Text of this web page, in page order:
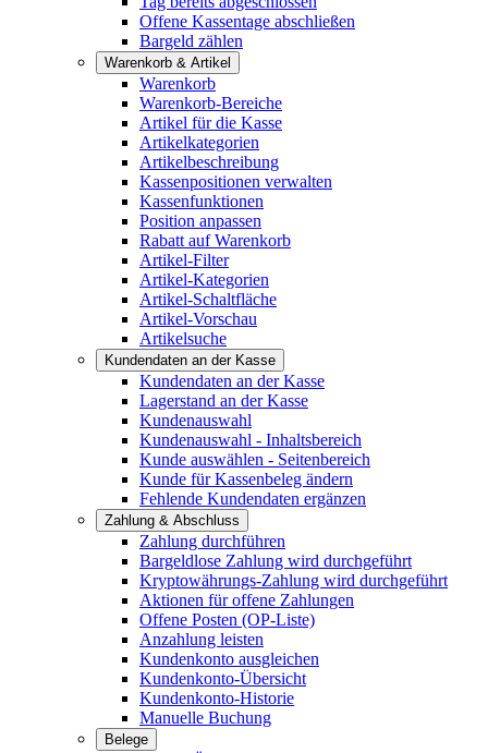
Offene Kassentage abschließen
Bargeld zählen
Warenkorb & Artikel
Warenkorb
Warenkorb-Bereiche
Artikel für die Kasse
Artikelkategorien
Artikelbeschreibung
Kassenpositionen verwalten
Kassenfunktionen
Position anpassen
Rabatt auf Warenkorb
Artikel-Filter
Artikel-Kategorien
Artikel-Schaltfläche
Artikel-Vorschau
Artikelsuche
Kundendaten an der Kasse
Kundendaten an der Kasse
Lagerstand an der Kasse
Kundenauswahl
Kundenauswahl - Inhaltsbereich
Kunde auswählen - Seitenbereich
Kunde für Kassenbeleg ändern
Fehlende Kundendaten ergänzen
Zahlung & Abschluss
Zahlung durchführen
Bargeldlose Zahlung wird durchgeführt
Kryptowährungs-Zahlung wird durchgeführt
Aktionen für offene Zahlungen
Offene Posten (OP-Liste)
Anzahlung leisten
Kundenkonto ausgleichen
Kundenkonto-Übersicht
Kundenkonto-Historie
Manuelle Buchung
Belege